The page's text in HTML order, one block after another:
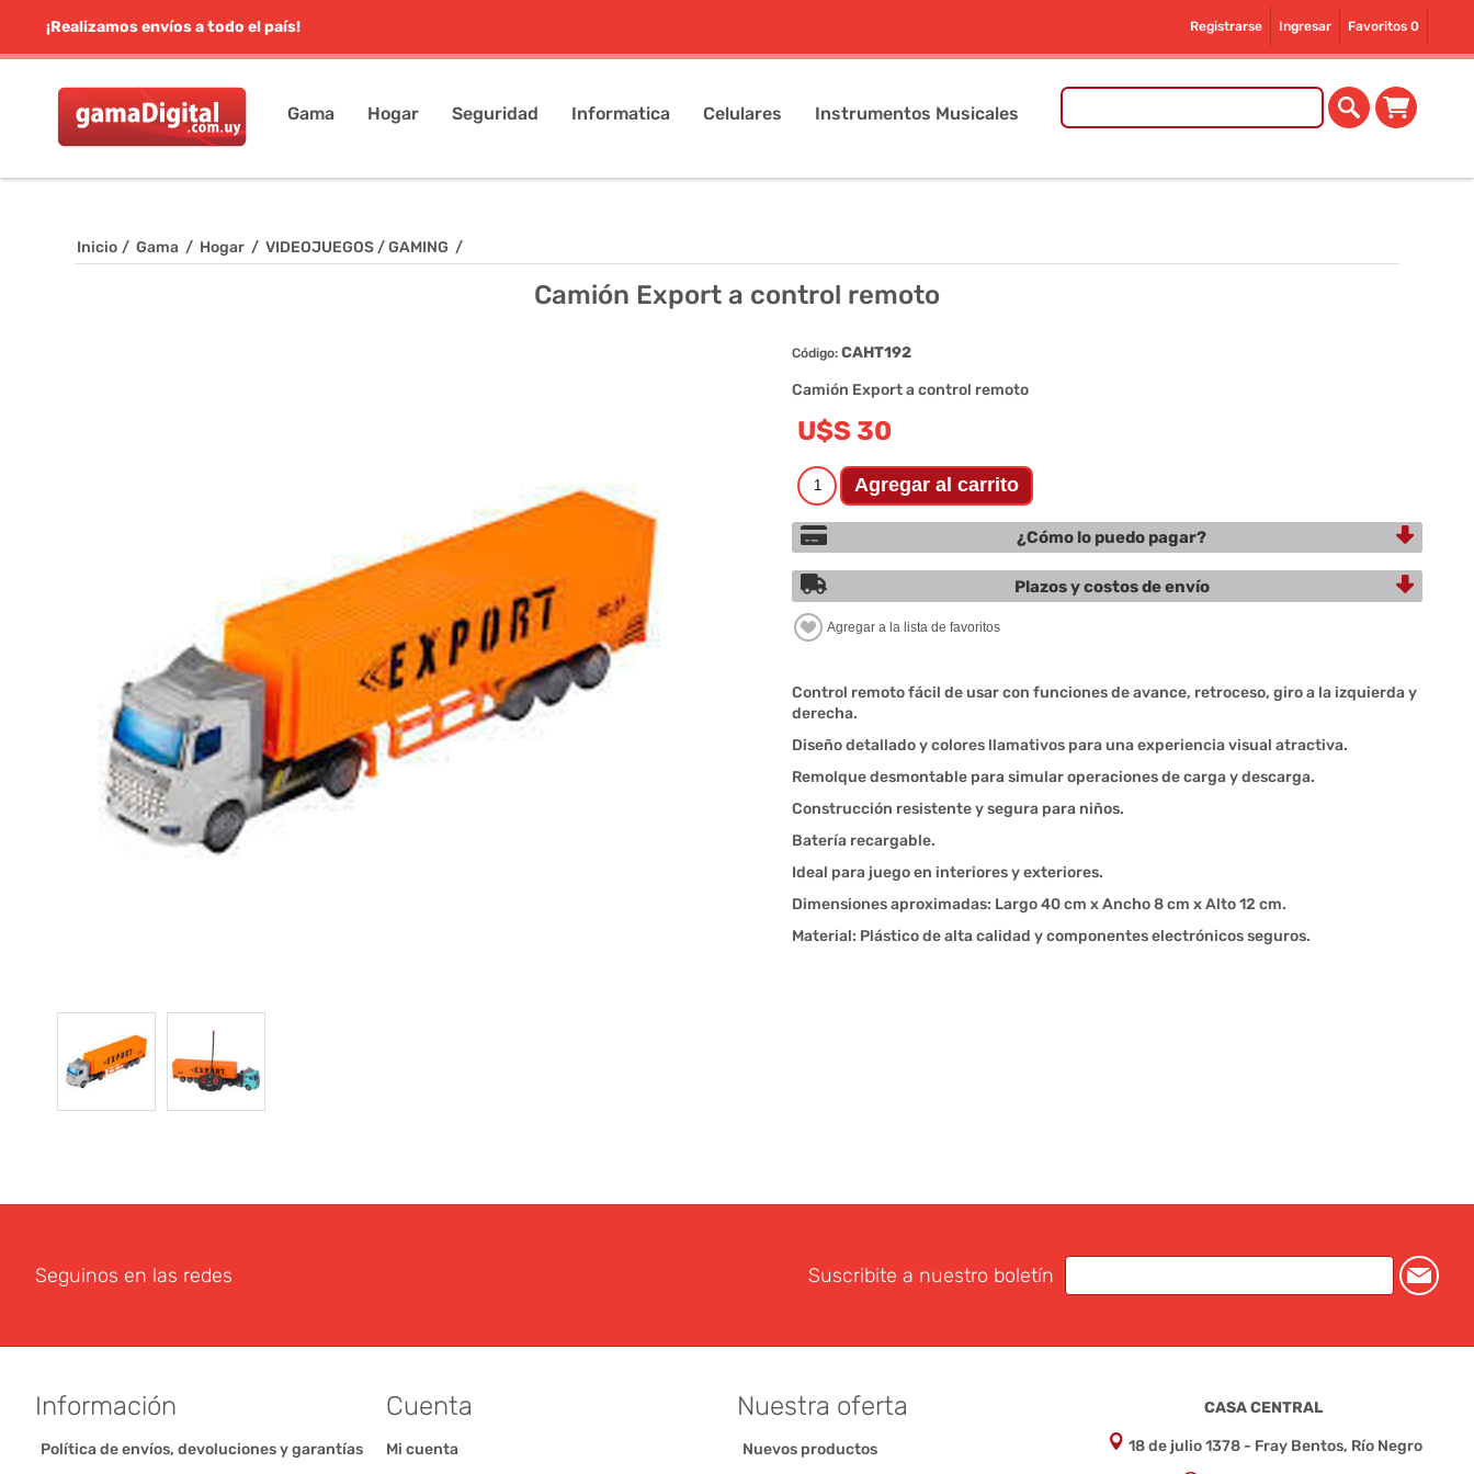
Registrarse Ingresar Favoritos 0
¡Realizamos envíos a todo el país!
Gama Hogar Seguridad Informatica Celulares Instrumentos Musicales
Inicio / Gama / Hogar / VIDEOJUEGOS / GAMING /
Camión Export a control remoto
Código: CAHT192
Camión Export a control remoto
U$S 30
¿Cómo lo puedo pagar?
Plazos y costos de envío
Control remoto fácil de usar con funciones de avance, retroceso, giro a la izquierda y
derecha.
Diseño detallado y colores llamativos para una experiencia visual atractiva.
Remolque desmontable para simular operaciones de carga y descarga.
Construcción resistente y segura para niños.
Batería recargable.
Ideal para juego en interiores y exteriores.
Dimensiones aproximadas: Largo 40 cm x Ancho 8 cm x Alto 12 cm.
Material: Plástico de alta calidad y componentes electrónicos seguros.
Seguinos en las redes Suscribite a nuestro boletín
Información
Política de envíos, devoluciones y garantías
Cuenta
Mi cuenta
Nuestra oferta
Nuevos productos
CASA CENTRAL
18 de julio 1378 - Fray Bentos, Río Negro